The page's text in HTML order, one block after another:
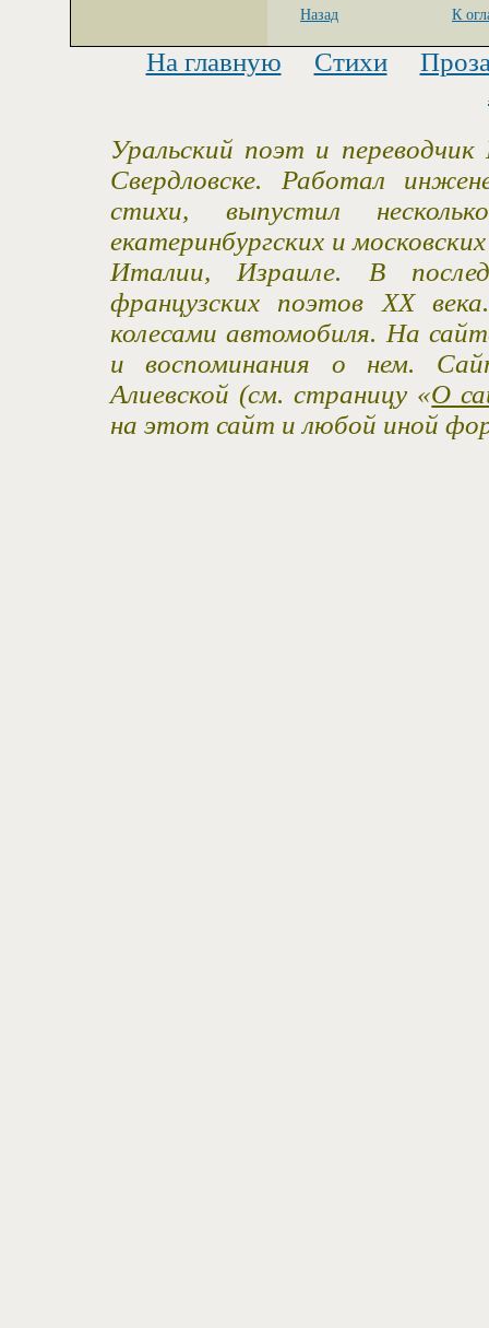
Назад К
На главную Стихи
Уральский поэт и
Свердловске. Работал
стихи, выпустил
екатеринбургских и
Италии, Израиле. В
французских поэтов XX
колесами автомобиля. На
и воспоминания о нем.
Алиевской (см. страницу «О
на этот сайт и любой иной